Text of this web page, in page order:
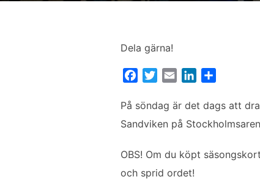
Dela gärna!
c
e
o
k
i
t
a
i
n
k
d
l
a
På söndag är det dags att
Sandviken på
OBS! Om du köpt
och sprid ordet!